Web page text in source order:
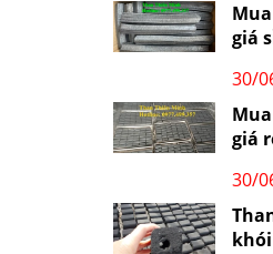
giá
30/
giá
30/
khói